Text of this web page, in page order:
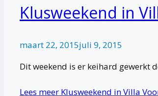
Klusweekend in
maart 22, 2015juli 9, 2015
Dit weekend is er keihard gewerkt
Lees meer Klusweekend in Villa